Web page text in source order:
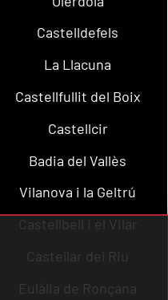
Castelldefels
La Llacuna
Castellfullit del Boix
Castellcir
Badia del Vallès
Vilanova i la Geltrú
Castellbell i el Vilar
Castellar del Riu
Eulàlia de Ronçana